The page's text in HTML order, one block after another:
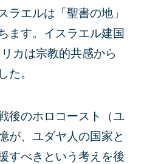
ラエルは「聖書の地」
ます。イスラエル建国
カは宗教的共感から
た。
後のホロコースト（ユ
が、ユダヤ人の国家と
すべきという考えを後